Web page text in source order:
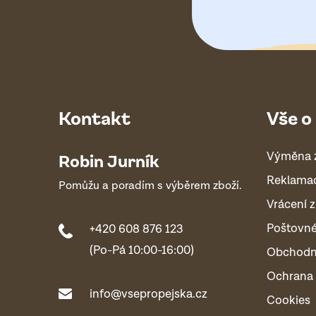
Kontakt
Robin Jurník
Pomůžu a poradím s výběrem zboží.
+420 608 876 123
(Po-Pá 10:00-16:00)
info@vsepropejska.cz
Vše
Výměna
Vrácení
Cookies